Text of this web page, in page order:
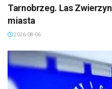
Tarnobrzeg. Las
miasta
2026-08-06